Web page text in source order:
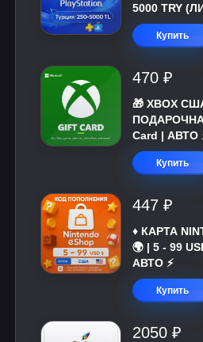
5000 TRY
Купить
470 ₽
🎁 XBOX
Card | АВТО
Купить
447 ₽
♦️ КАРТА
🌍 | 5 - 99
АВТО ⚡
Купить
2050 ₽